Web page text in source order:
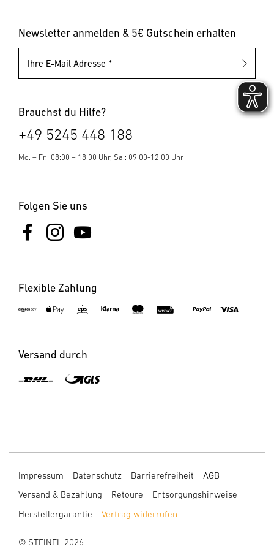
Pollerleuchten
Newsletter anmelden & 5€ Gutschein erhalten
Ihre E-Mail Adresse
Brauchst du Hilfe?
+49 5245 448 188
Mo. – Fr.: 08:00 – 18:00 Uhr, Sa.: 09:00-12:00 Uhr
Folgen Sie uns
Flexible Zahlung
Versand durch
Impressum Datenschutz Barrierefreiheit
AGB
Versand & Bezahlung
Retoure
Entsorgungshinweise
Herstellergarantie
Vertrag widerrufen
© STEINEL 2026